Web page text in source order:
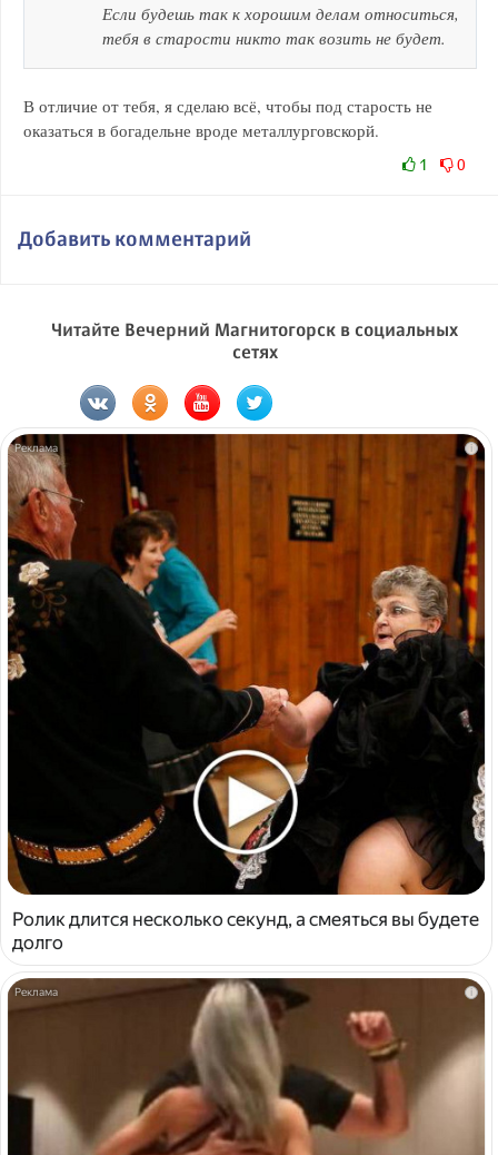
Если будешь так к хорошим делам относиться,
тебя в старости никто так возить не будет.
В отличие от тебя, я сделаю всё, чтобы под старость не
оказаться в богадельне вроде металлурговскорй.
1 0
Добавить комментарий
Читайте Вечерний Магнитогорск в социальных
сетях
i
Ролик длится несколько секунд, а смеяться вы будете
долго
i